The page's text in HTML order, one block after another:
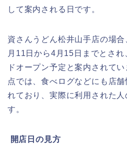
して案内される日です。
資さんうどん松井山手店の場
月11日から4月15日までとさ
ドオープン予定と案内されて
点では、食べログなどにも店
れており、実際に利用された
す。
開店日の見方